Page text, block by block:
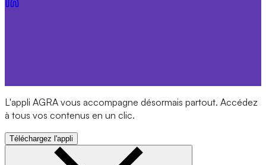
L'appli AGRA vous accompagne désormais partout. Accédez
à tous vos contenus en un clic.
Téléchargez l'appli